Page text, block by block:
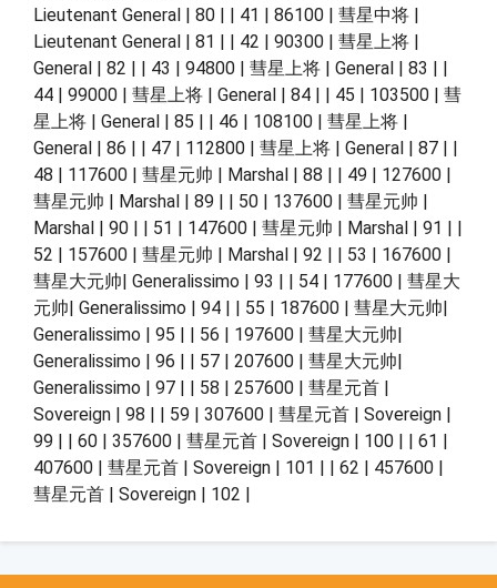
Lieutenant General | 80 | | 41 | 86100 | 彗星中将 |
Lieutenant General | 81 | | 42 | 90300 | 彗星上将 |
General | 82 | | 43 | 94800 | 彗星上将 | General | 83 | |
44 | 99000 | 彗星上将 | General | 84 | | 45 | 103500 | 彗
星上将 | General | 85 | | 46 | 108100 | 彗星上将 |
General | 86 | | 47 | 112800 | 彗星上将 | General | 87 | |
48 | 117600 | 彗星元帅 | Marshal | 88 | | 49 | 127600 |
彗星元帅 | Marshal | 89 | | 50 | 137600 | 彗星元帅 |
Marshal | 90 | | 51 | 147600 | 彗星元帅 | Marshal | 91 | |
52 | 157600 | 彗星元帅 | Marshal | 92 | | 53 | 167600 |
彗星大元帅| Generalissimo | 93 | | 54 | 177600 | 彗星大
元帅| Generalissimo | 94 | | 55 | 187600 | 彗星大元帅|
Generalissimo | 95 | | 56 | 197600 | 彗星大元帅|
Generalissimo | 96 | | 57 | 207600 | 彗星大元帅|
Generalissimo | 97 | | 58 | 257600 | 彗星元首 |
Sovereign | 98 | | 59 | 307600 | 彗星元首 | Sovereign |
99 | | 60 | 357600 | 彗星元首 | Sovereign | 100 | | 61 |
407600 | 彗星元首 | Sovereign | 101 | | 62 | 457600 |
彗星元首 | Sovereign | 102 |